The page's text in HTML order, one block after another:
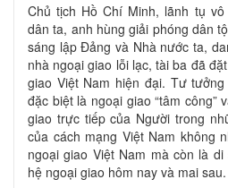
Chủ tịch Hồ Chí Minh, lãnh tụ
dân ta, anh hùng giải phóng dân
sáng lập Đảng và Nhà nước ta,
nhà ngoại giao lỗi lạc, tài ba đã
giao Việt Nam hiện đại. Tư
đặc biệt là ngoại giao “tâm công”
giao trực tiếp của Người trong
của cách mạng Việt Nam không
ngoại giao Việt Nam mà còn là
hệ ngoại giao hôm nay và mai sau.